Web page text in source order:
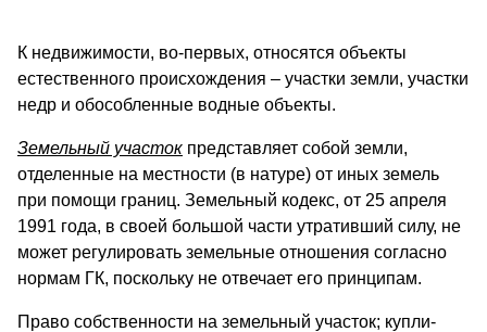
К недвижимости, во-первых, относятся объекты
естественного происхождения – участки земли, участки
недр и обособленные водные объекты.
Земельный участок представляет собой земли,
отделенные на местности (в натуре) от иных земель
при помощи границ. Земельный кодекс, от 25 апреля
1991 года, в своей большой части утративший силу, не
может регулировать земельные отношения согласно
нормам ГК, поскольку не отвечает его принципам.
Право собственности на земельный участок; купли-